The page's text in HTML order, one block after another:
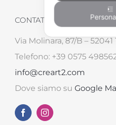
CONTATTI
Via Molinara, 87/B –
Telefono: +39 0575
info@creart2.com
Dove siamo su Google